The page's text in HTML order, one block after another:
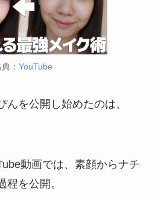
： YouTube
を公開し始めたのは、
動画では、素顔からナチ
程を公開。